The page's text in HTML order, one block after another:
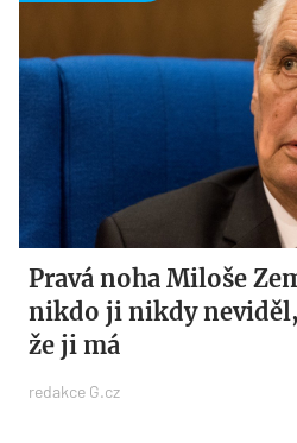
Pravá noha Miloše
nikdo ji nikdy
že ji má
redakce G.cz